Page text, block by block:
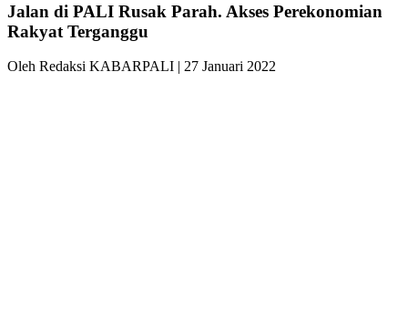
Jalan di PALI Rusak Parah. Akses Perekonomian
Rakyat Terganggu
Oleh Redaksi KABARPALI | 27 Januari 2022